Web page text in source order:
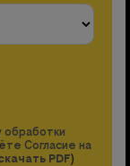
обработки
Согласие на
PDF)